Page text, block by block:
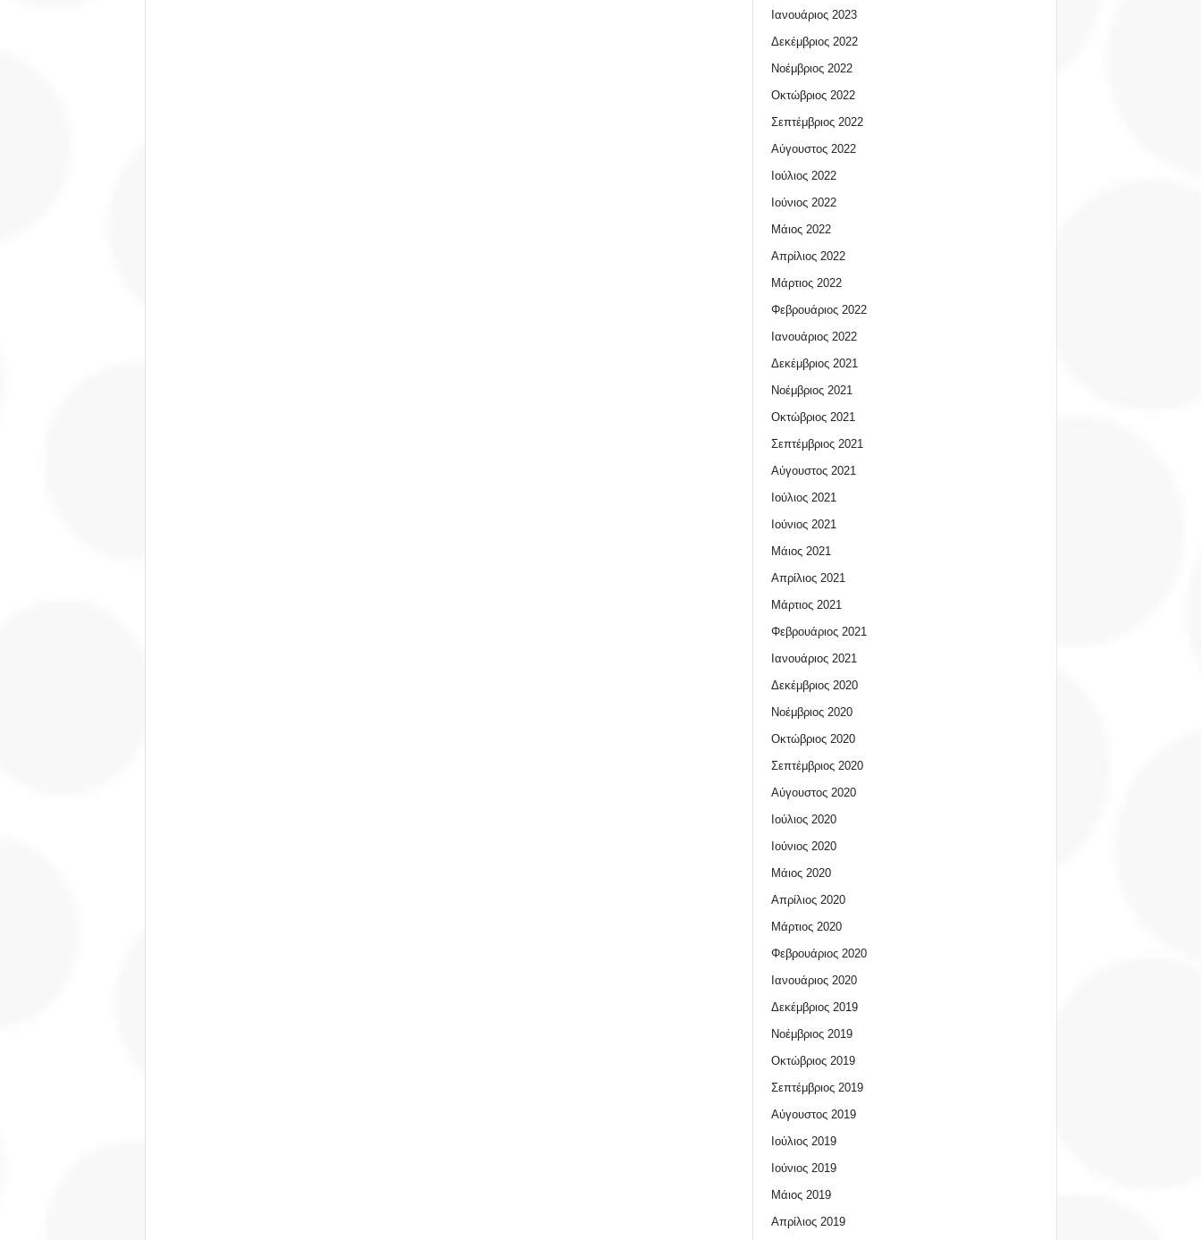
Ιανουάριος 2023
Δεκέμβριος 2022
Νοέμβριος 2022
Οκτώβριος 2022
Σεπτέμβριος 2022
Αύγουστος 2022
Ιούλιος 2022
Ιούνιος 2022
Μάιος 2022
Απρίλιος 2022
Μάρτιος 2022
Φεβρουάριος 2022
Ιανουάριος 2022
Δεκέμβριος 2021
Νοέμβριος 2021
Οκτώβριος 2021
Σεπτέμβριος 2021
Αύγουστος 2021
Ιούλιος 2021
Ιούνιος 2021
Μάιος 2021
Απρίλιος 2021
Μάρτιος 2021
Φεβρουάριος 2021
Ιανουάριος 2021
Δεκέμβριος 2020
Νοέμβριος 2020
Οκτώβριος 2020
Σεπτέμβριος 2020
Αύγουστος 2020
Ιούλιος 2020
Ιούνιος 2020
Μάιος 2020
Απρίλιος 2020
Μάρτιος 2020
Φεβρουάριος 2020
Ιανουάριος 2020
Δεκέμβριος 2019
Νοέμβριος 2019
Οκτώβριος 2019
Σεπτέμβριος 2019
Αύγουστος 2019
Ιούλιος 2019
Ιούνιος 2019
Μάιος 2019
Απρίλιος 2019